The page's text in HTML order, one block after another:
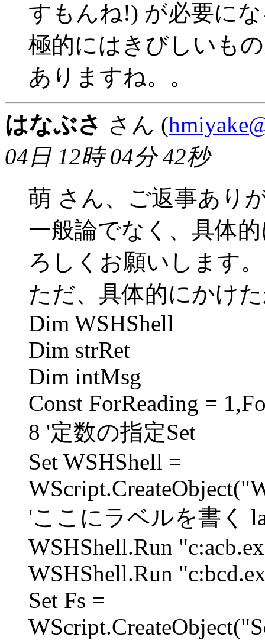
すもんね!) が必要に
極的にはきびしいも
ありますね。。
はなぶさ さん (
04日 12時 04分 42秒
萌 さん、ご返事あり
一般論でなく、具体
ろしくお願いします。
ただ、具体的にかけ
Dim WSHShell
Dim strRet
Dim intMsg
Const ForReading =
8 '定数の指定Set
Set WSHShell =
'ここにラベルを書く
WSHShell.Run
WSHShell.Run
Set Fs =